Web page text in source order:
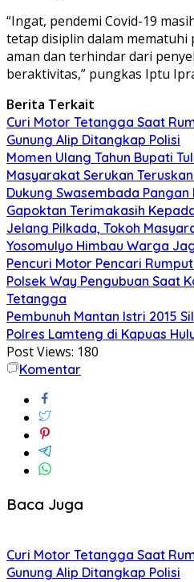
“Ingat, pendemi Covid-19
tetap disiplin dalam
aman dan terhindar dari
beraktivitas,” pungkas Iptu
Berita Terkait
Curi Motor Tetangga Saat
Gunung Alip Ditangkap Polisi
Momen Ulang Tahun Bupati
Masyarakat Serukan
Dukung Swasembada Pangan
Gapoktan Terimakasih
Jelang Pilkada, Tokoh
Yosomulyo Himbau Warga
Pencuri Motor Pencari
Polsek Way Pengubuan Saat
Tetangga
Pembunuh Mantan Istri 2015
Polres Lamteng di Kapuas
Post Views: 180
Komentar
Baca Juga
Curi Motor Tetangga Saat
Gunung Alip Ditangkap Polisi